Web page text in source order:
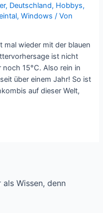
, Deutschland, Hobbys,
,Windows / Von
mal wieder mit der blauen
ist nicht
15°C. Also rein in
über einem Jahr! So ist
auf dieser Welt,
Wissen, denn